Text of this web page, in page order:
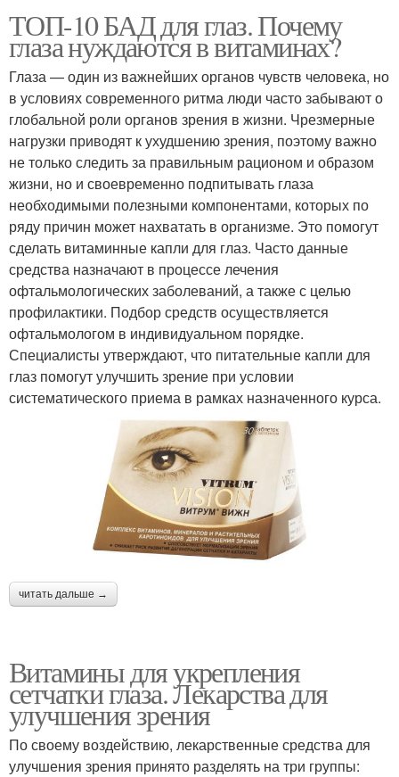
ТОП-10 БАД для глаз. Почему
глаза нуждаются в витаминах?
Глаза — один из важнейших органов чувств человека, но
в условиях современного ритма люди часто забывают о
глобальной роли органов зрения в жизни. Чрезмерные
нагрузки приводят к ухудшению зрения, поэтому важно
не только следить за правильным рационом и образом
жизни, но и своевременно подпитывать глаза
необходимыми полезными компонентами, которых по
ряду причин может нахватать в организме. Это помогут
сделать витаминные капли для глаз. Часто данные
средства назначают в процессе лечения
офтальмологических заболеваний, а также с целью
профилактики. Подбор средств осуществляется
офтальмологом в индивидуальном порядке.
Специалисты утверждают, что питательные капли для
глаз помогут улучшить зрение при условии
систематического приема в рамках назначенного курса.
читать дальше →
Витамины для укрепления
сетчатки глаза. Лекарства для
улучшения зрения
По своему воздействию, лекарственные средства для
улучшения зрения принято разделять на три группы: